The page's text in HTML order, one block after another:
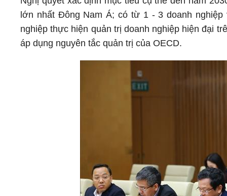
lớn nhất Đông Nam Á; có từ 1 - 3 doanh
nghiệp thực hiện quản trị doanh nghiệp hiện đại
áp dụng nguyên tắc quản trị của OECD.